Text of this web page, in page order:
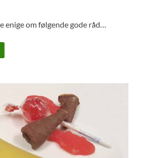
enige om følgende gode råd…